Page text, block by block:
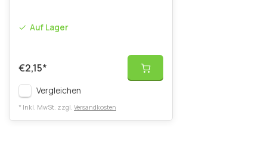
Auf Lager
€2,15*
Vergleichen
* Inkl. MwSt. zzgl. Versandkosten